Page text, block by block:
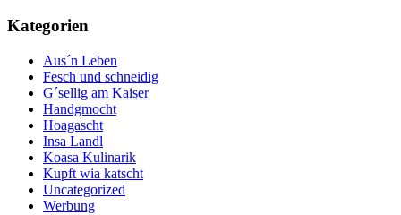
Kategorien
Aus´n Leben
Fesch und schneidig
G´sellig am Kaiser
Handgmocht
Hoagascht
Insa Landl
Koasa Kulinarik
Kupft wia katscht
Uncategorized
Werbung